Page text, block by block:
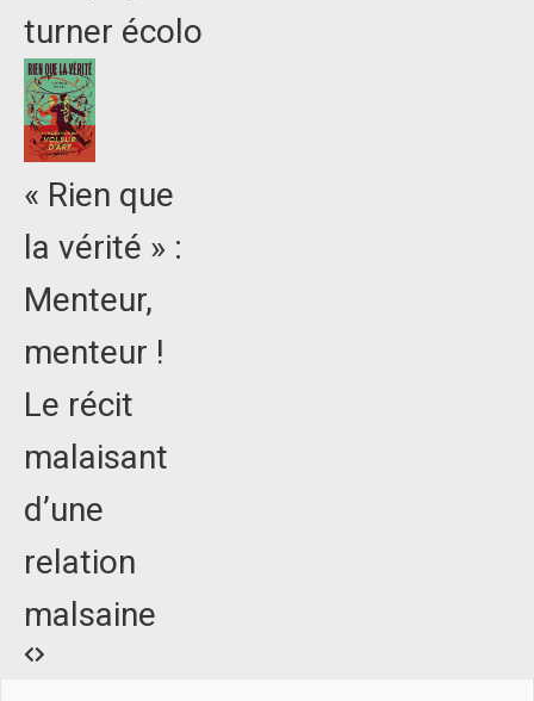
turner écolo
« Rien que
la vérité » :
Menteur,
menteur !
Le récit
malaisant
d’une
relation
malsaine